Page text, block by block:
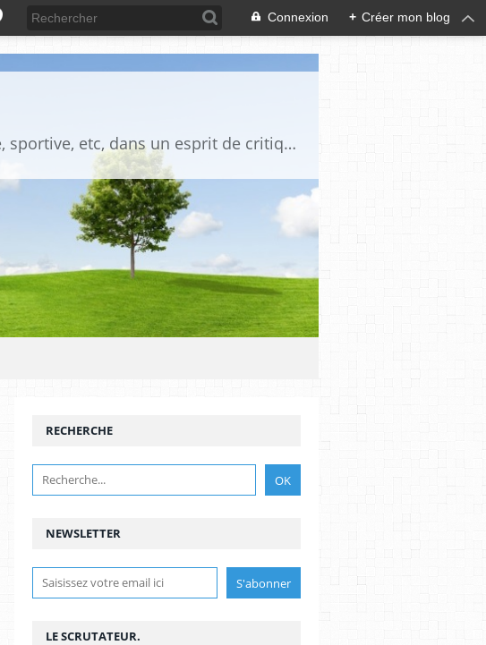
Connexion + Créer mon blog
Blog destiné à commenter l'actualité, politique, économique, culturelle, sportive, etc, dans un esprit de critique philosophique, d'esprit chrétien et français.La collaboration des lecteurs est souhaitée, de même que la courtoisie, et l'esprit de tolérance.
NEWSLETTER
RECHERCHE
LE SCRUTATEUR.